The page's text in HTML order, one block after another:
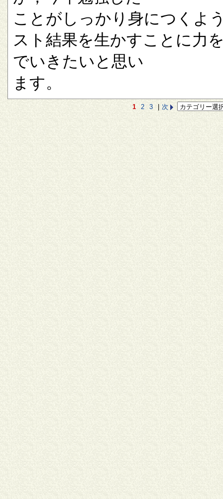
ことがしっかり身につくよ
スト結果を生かすことに力
でいきたいと思い
ます。
1 2 3 次